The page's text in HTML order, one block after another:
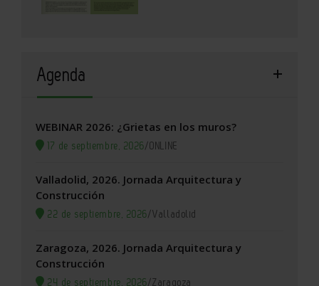
Agenda
WEBINAR 2026: ¿Grietas en los muros?
17 de septiembre, 2026/ONLINE
Valladolid, 2026. Jornada Arquitectura y
Construcción
22 de septiembre, 2026/Valladolid
Zaragoza, 2026. Jornada Arquitectura y
Construcción
24 de septiembre, 2026/Zaragoza